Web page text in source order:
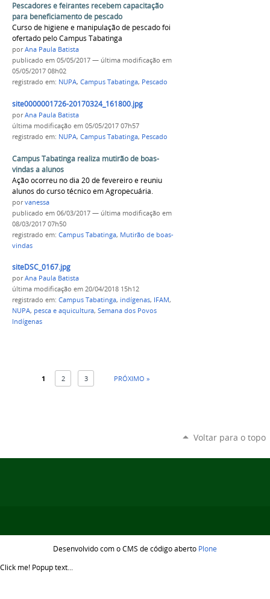
Pescadores e feirantes recebem capacitação
para beneficiamento de pescado
Curso de higiene e manipulação de pescado foi
ofertado pelo Campus Tabatinga
porAna Paula Batista
publicado em 05/05/2017 — última modificação em
05/05/2017 08h02
registrado em: NUPA, Campus Tabatinga, Pescado
site0000001726-20170324_161800.jpg
porAna Paula Batista
última modificação em 05/05/2017 07h57
registrado em: NUPA, Campus Tabatinga, Pescado
Campus Tabatinga realiza mutirão de boas-
vindas a alunos
Ação ocorreu no dia 20 de fevereiro e reuniu
alunos do curso técnico em Agropecuária.
porvanessa
publicado em 06/03/2017 — última modificação em
08/03/2017 07h50
registrado em: Campus Tabatinga, Mutirão de boas-
vindas
siteDSC_0167.jpg
porAna Paula Batista
última modificação em 20/04/2018 15h12
registrado em: Campus Tabatinga, indígenas, IFAM,
NUPA, pesca e aquicultura, Semana dos Povos
Indígenas
1 2 3 PRÓXIMO »
Voltar para o topo
Desenvolvido com o CMS de código aberto Plone
Click me! Popup text...